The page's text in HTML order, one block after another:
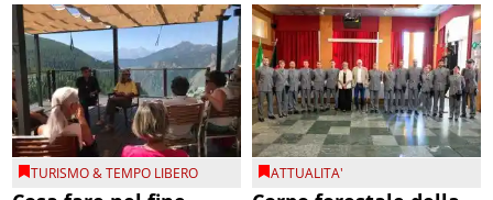
TURISMO & TEMPO LIBERO ATTUALITA'